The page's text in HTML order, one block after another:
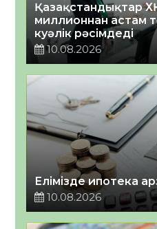
Қазақстандықтар
миллионнан астам
куәлік рәсімдеді
10.08.2026
Елімізде ипотека
10.08.2026